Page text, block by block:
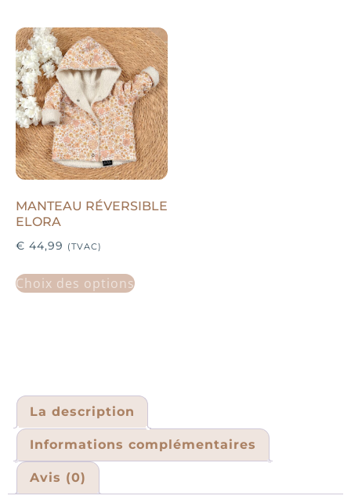
MANTEAU RÉVERSIBLE
ELORA
€ 44,99 (TVAC)
Choix des options
La description
Informations complémentaires
Avis (0)